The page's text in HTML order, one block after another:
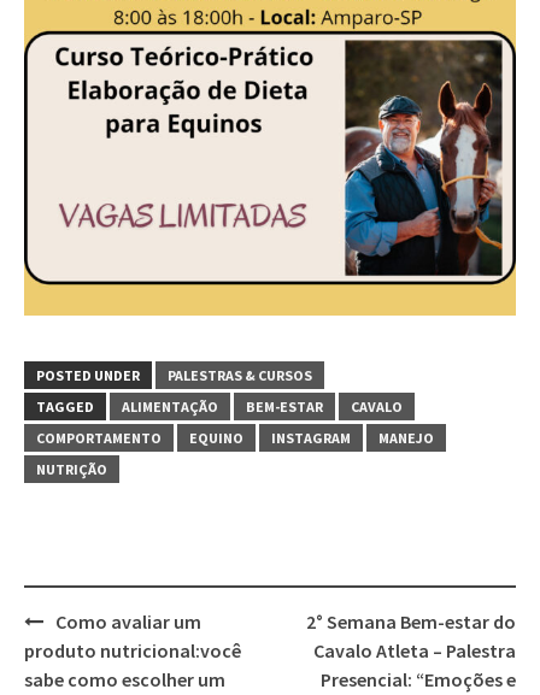
POSTED UNDER
PALESTRAS & CURSOS
TAGGED
ALIMENTAÇÃO BEM-ESTAR
CAVALO
COMPORTAMENTO
EQUINO INSTAGRAM
MANEJO
NUTRIÇÃO
Post
navigation
Como avaliar um
produto nutricional:você
sabe como escolher um
2° Semana Bem-estar do
Cavalo Atleta – Palestra
Presencial: “Emoções e